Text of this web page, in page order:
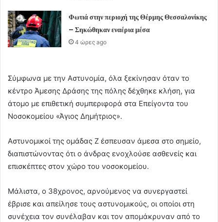
Φωτιά στην περιοχή της Θέρμης Θεσσαλονίκης
– Σηκώθηκαν εναέρια μέσα
4 ώρες ago
Σύμφωνα με την Αστυνομία, όλα ξεκίνησαν όταν το
κέντρο Άμεσης Δράσης της πόλης δέχθηκε κλήση, για
άτομο με επιθετική συμπεριφορά στα Επείγοντα του
Νοσοκομείου «Άγιος Δημήτριος».
Αστυνομικοί της ομάδας Ζ έσπευσαν άμεσα στο σημείο,
διαπιστώνοντας ότι ο άνδρας ενοχλούσε ασθενείς και
επισκέπτες στον χώρο του νοσοκομείου.
Μάλιστα, ο 38χρονος, αρνούμενος να συνεργαστεί
έβρισε και απείλησε τους αστυνομικούς, οι οποίοι στη
συνέχεια τον συνέλαβαν και τον απομάκρυναν από το